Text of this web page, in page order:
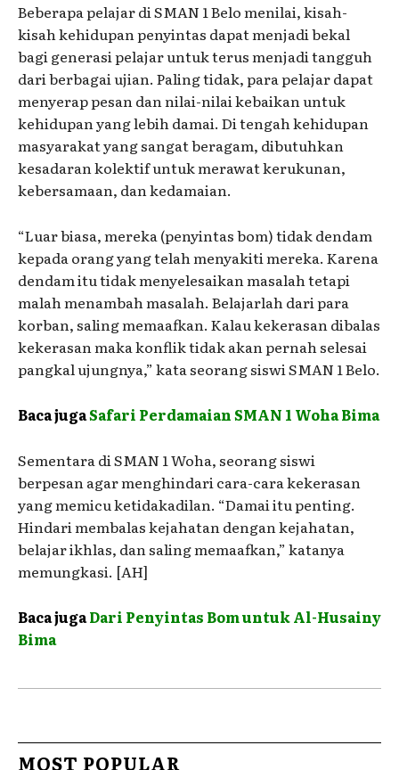
Beberapa pelajar di SMAN 1 Belo menilai, kisah-
kisah kehidupan penyintas dapat menjadi bekal
bagi generasi pelajar untuk terus menjadi tangguh
dari berbagai ujian. Paling tidak, para pelajar dapat
menyerap pesan dan nilai-nilai kebaikan untuk
kehidupan yang lebih damai. Di tengah kehidupan
masyarakat yang sangat beragam, dibutuhkan
kesadaran kolektif untuk merawat kerukunan,
kebersamaan, dan kedamaian.
“Luar biasa, mereka (penyintas bom) tidak dendam
kepada orang yang telah menyakiti mereka. Karena
dendam itu tidak menyelesaikan masalah tetapi
malah menambah masalah. Belajarlah dari para
korban, saling memaafkan. Kalau kekerasan dibalas
kekerasan maka konflik tidak akan pernah selesai
pangkal ujungnya,” kata seorang siswi SMAN 1 Belo.
Baca jugaSafari Perdamaian SMAN 1 Woha Bima
Sementara di SMAN 1 Woha, seorang siswi
berpesan agar menghindari cara-cara kekerasan
yang memicu ketidakadilan. “Damai itu penting.
Hindari membalas kejahatan dengan kejahatan,
belajar ikhlas, dan saling memaafkan,” katanya
memungkasi. [AH]
Baca jugaDari Penyintas Bom untuk Al-Husainy
Bima
MOST POPULAR